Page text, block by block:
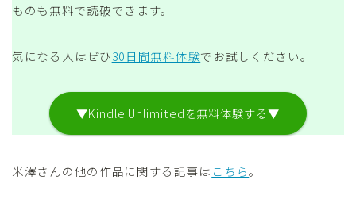
ものも無料で読破できます。
気になる人はぜひ30日間無料体験でお試しください。
▼Kindle Unlimitedを無料体験する▼
米澤さんの他の作品に関する記事は こちら。